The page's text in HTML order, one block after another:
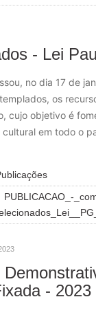
- Lei
no dia 17 de
os
cujo objetivo é
em todo o
PUBLICACAO_-
- 2023